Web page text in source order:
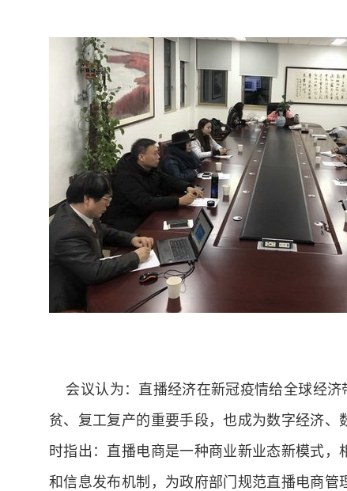
会议认为：直播经济在新冠疫情给全球经济
贫、复工复产的重要手段，也成为数字经济
时指出：直播电商是一种商业新业态新模式
和信息发布机制，为政府部门规范直播电商管